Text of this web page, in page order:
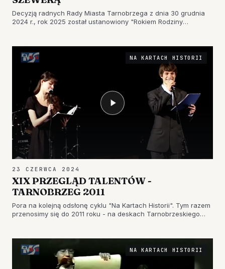
Decyzją radnych Rady Miasta Tarnobrzega z dnia 30 grudnia
2024 r., rok 2025 został ustanowiony "Rokiem Rodziny
Polskiego Towarzyst…
NA KARTACH HISTORII
23 CZERWCA 2024
XIX PRZEGLĄD TALENTÓW -
TARNOBRZEG 2011
Pora na kolejną odsłonę cyklu "Na Kartach Historii". Tym razem
przenosimy się do 2011 roku - na deskach Tarnobrzeskiego
NA KARTACH HISTORII